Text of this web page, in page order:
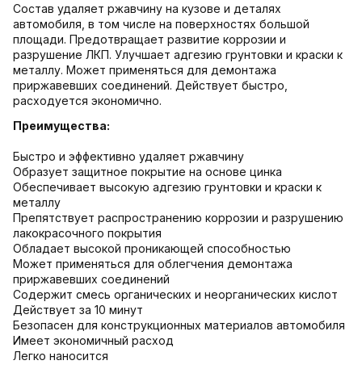
Состав удаляет ржавчину на кузове и деталях
автомобиля, в том числе на поверхностях большой
площади. Предотвращает развитие коррозии и
разрушение ЛКП. Улучшает адгезию грунтовки и краски к
металлу. Может применяться для демонтажа
приржавевших соединений. Действует быстро,
расходуется экономично.
Преимущества:
Быстро и эффективно удаляет ржавчину
Образует защитное покрытие на основе цинка
Обеспечивает высокую адгезию грунтовки и краски к
металлу
Препятствует распространению коррозии и разрушению
лакокрасочного покрытия
Обладает высокой проникающей способностью
Может применяться для облегчения демонтажа
приржавевших соединений
Содержит смесь органических и неорганических кислот
Действует за 10 минут
Безопасен для конструкционных материалов автомобиля
Имеет экономичный расход
Легко наносится